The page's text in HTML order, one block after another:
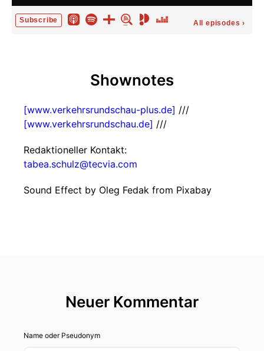
Subscribe All episodes ›
Shownotes
[www.verkehrsrundschau-plus.de] ///
[www.verkehrsrundschau.de] ///
Redaktioneller Kontakt:
tabea.schulz@tecvia.com
Sound Effect by Oleg Fedak from Pixabay
Neuer Kommentar
Name oder Pseudonym